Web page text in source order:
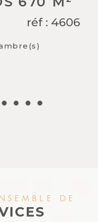
réf : 4606
de